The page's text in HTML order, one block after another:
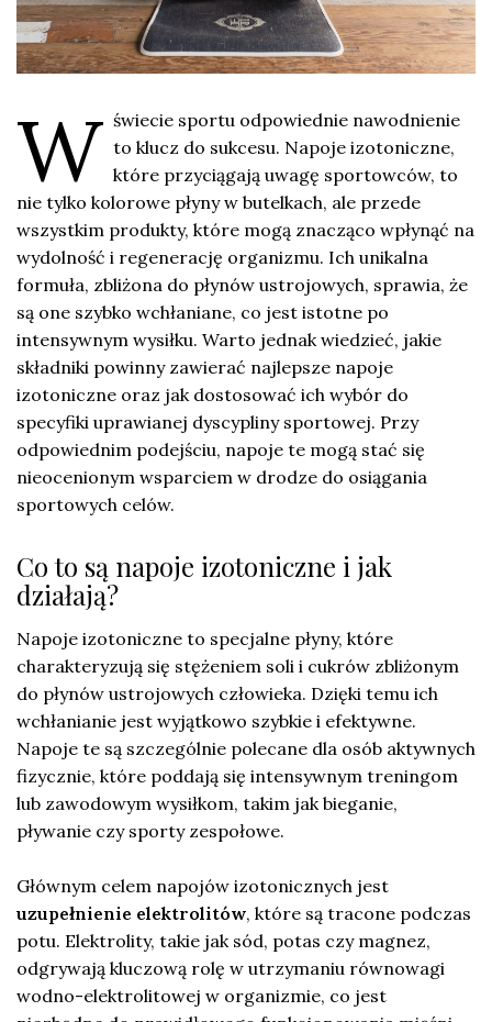
W świecie sportu odpowiednie nawodnienie
to klucz do sukcesu. Napoje izotoniczne,
które przyciągają uwagę sportowców, to
nie tylko kolorowe płyny w butelkach, ale przede
wszystkim produkty, które mogą znacząco wpłynąć na
wydolność i regenerację organizmu. Ich unikalna
formuła, zbliżona do płynów ustrojowych, sprawia, że
są one szybko wchłaniane, co jest istotne po
intensywnym wysiłku. Warto jednak wiedzieć, jakie
składniki powinny zawierać najlepsze napoje
izotoniczne oraz jak dostosować ich wybór do
specyfiki uprawianej dyscypliny sportowej. Przy
odpowiednim podejściu, napoje te mogą stać się
nieocenionym wsparciem w drodze do osiągania
sportowych celów.
Co to są napoje izotoniczne i jak
działają?
Napoje izotoniczne to specjalne płyny, które
charakteryzują się stężeniem soli i cukrów zbliżonym
do płynów ustrojowych człowieka. Dzięki temu ich
wchłanianie jest wyjątkowo szybkie i efektywne.
Napoje te są szczególnie polecane dla osób aktywnych
fizycznie, które poddają się intensywnym treningom
lub zawodowym wysiłkom, takim jak bieganie,
pływanie czy sporty zespołowe.
Głównym celem napojów izotonicznych jest
uzupełnienie elektrolitów, które są tracone podczas
potu. Elektrolity, takie jak sód, potas czy magnez,
odgrywają kluczową rolę w utrzymaniu równowagi
wodno-elektrolitowej w organizmie, co jest